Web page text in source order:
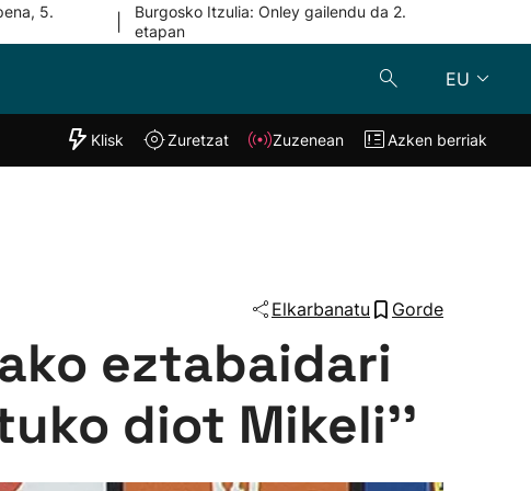
5.
Burgosko Itzulia: Onley gailendu da 2.
etapan
EU
"Helmuga"
Klisk Zuzenean
Klisk Zuretzat Zuzenean Azken berriak
Elkarbanatu Gorde
eztabaidari
diot Mikeli''